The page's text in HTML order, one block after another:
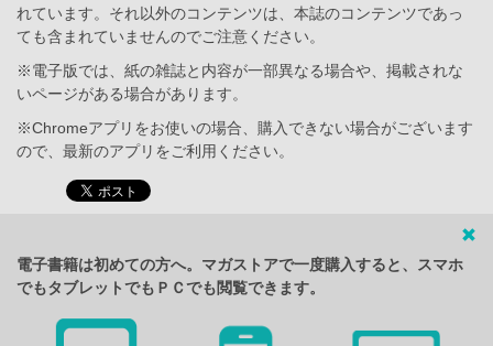
れています。それ以外のコンテンツは、本誌のコンテンツであっ
ても含まれていませんのでご注意ください。
※電子版では、紙の雑誌と内容が一部異なる場合や、掲載されな
いページがある場合があります。
※Chromeアプリをお使いの場合、購入できない場合がございます
ので、最新のアプリをご利用ください。
電子書籍は初めての方へ。マガストアで一度購入すると、スマホ
でもタブレットでもＰＣでも閲覧できます。